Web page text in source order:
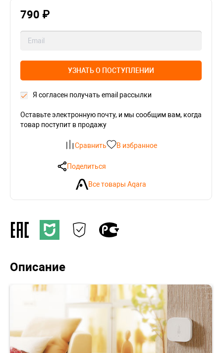
790 ₽
УЗНАТЬ О ПОСТУПЛЕНИИ
Я согласен получать email рассылки
Оставьте электронную почту, и мы сообщим вам, когда
товар поступит в продажу
Сравнить В избранное
Поделиться
Все товары Aqara
Описание